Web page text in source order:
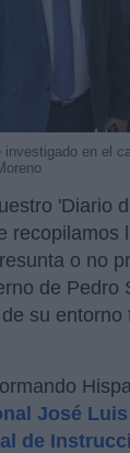
investigado en el
'Diario
recopilamos
o no
de Pedro
su entorno
José
de